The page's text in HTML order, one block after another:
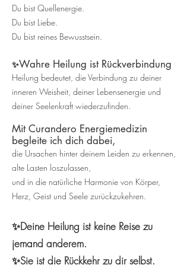
Du bist Quellenergie.
Du bist Liebe.
Du bist reines Bewusstsein.
✨Wahre Heilung ist Rückverbindung
Heilung bedeutet, die Verbindung zu deiner
inneren Weisheit, deiner Lebensenergie und
deiner Seelenkraft wiederzufinden.
Mit Curandero Energiemedizin
begleite ich dich dabei,
die Ursachen hinter deinem Leiden zu erkennen,
alte Lasten loszulassen,
und in die natürliche Harmonie von Körper,
Herz, Geist und Seele zurückzukehren.
✨Deine Heilung ist keine Reise zu
jemand anderem.
✨Sie ist die Rückkehr zu dir selbst.